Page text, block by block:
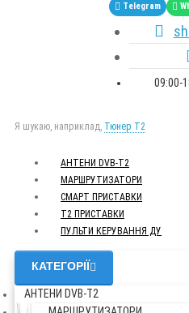
Telegram
09:00-
Я шукаю, наприклад, Тюнер T2
АНТЕНИ DVB-Т2
МАРШРУТИЗАТОРИ
СМАРТ ПРИСТАВКИ
Т2 ПРИСТАВКИ
ПУЛЬТИ КЕРУВАННЯ ДУ
КАТЕГОРІЇ
АНТЕНИ DVB-Т2